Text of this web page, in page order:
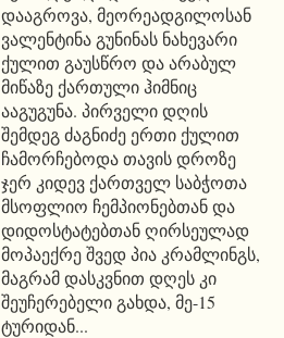
დააგროვა, მეორეადგილოსან
ვალენტინა გუნინას ნახევარი
ქულით გაუსწრო და არაბულ
მიწაზე ქართული ჰიმნიც
ააგუგუნა. პირველი დღის
შემდეგ ძაგნიძე ერთი ქულით
ჩამორჩებოდა თავის დროზე
ჯერ კიდევ ქართველ საბჭოთა
მსოფლიო ჩემპიონებთან და
დიდოსტატებთან ღირსეულად
მოპაექრე შვედ პია კრამლინგს,
მაგრამ დასკვნით დღეს კი
შეუჩერებელი გახდა, მე-15
ტურიდან...